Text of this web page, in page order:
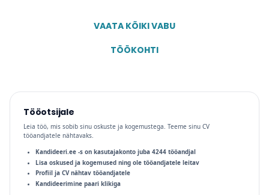
VAATA KÕIKI VABU
TÖÖKOHTI
Tööotsijale
Leia töö, mis sobib sinu oskuste ja kogemustega. Teeme sinu CV
tööandjatele nähtavaks.
Kandideeri.ee -s on kasutajakonto juba 4244 tööandjal
Lisa oskused ja kogemused ning ole tööandjatele leitav
Profiil ja CV nähtav tööandjatele
Kandideerimine paari klikiga